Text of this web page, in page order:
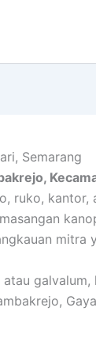
Semarang
ruko, kantor,
mitra